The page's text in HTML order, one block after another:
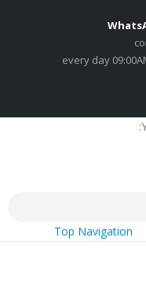
every day
Top Navigation